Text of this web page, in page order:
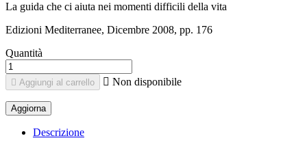
La guida che ci aiuta nei momenti difficili della vita
Edizioni Mediterranee, Dicembre 2008, pp. 176
Quantità
 Aggiungi al carrello  Non disponibile
Descrizione